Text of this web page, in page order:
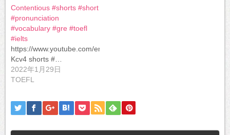
ン
ウ
で
開
す)
Contentious #shorts #short
#pronunciation
#vocabulary #gre #toefl
#ielts
https://www.youtube.com/embed/9wuA40-
Kcv4 shorts #…
2022年1月29日
TOEFL